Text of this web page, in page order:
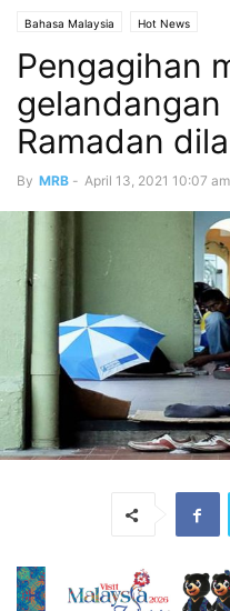
Bahasa Malaysia Hot News
Pengagihan
Ramadan
By MRB - April 13, 2021 10:07 am